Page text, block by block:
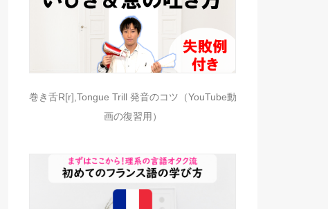
巻き舌R[r],Tongue Trill 発音のコツ（YouTube動
画の復習用）